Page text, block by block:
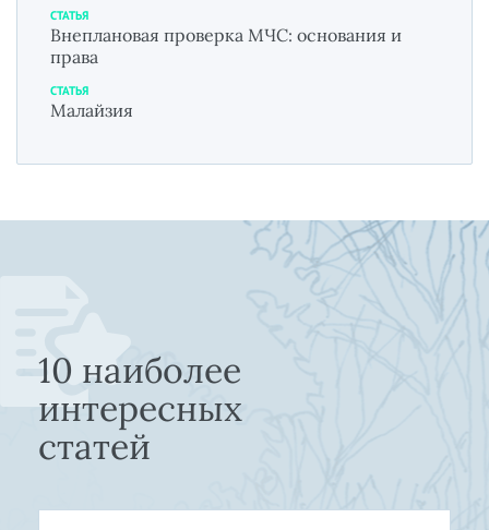
СТАТЬЯ
Внеплановая проверка МЧС: основания и
права
СТАТЬЯ
Малайзия
10 наиболее
интересных
статей